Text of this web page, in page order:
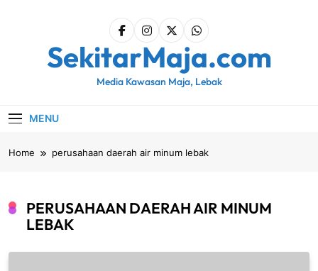
SekitarMaja.com
Media Kawasan Maja, Lebak
MENU
Home perusahaan daerah air minum lebak
PERUSAHAAN DAERAH AIR MINUM
LEBAK